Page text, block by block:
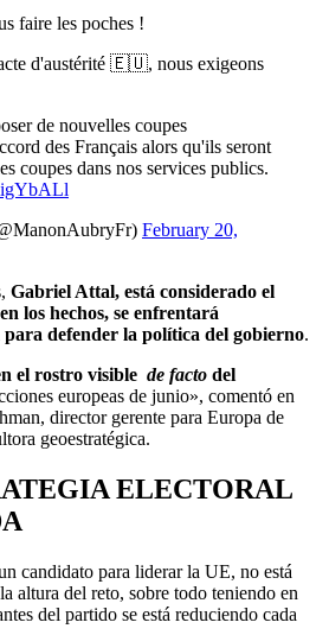
faire les poches !
d'austérité 🇪🇺, nous exigeons
de nouvelles coupes
des Français alors qu'ils seront
coupes dans nos services publics.
February 20,
Gabriel Attal, está considerado el
los hechos, se enfrentará
defender la política del gobierno.
el rostro visible de facto del
europeas de junio», comentó en
director gerente para Europa de
geoestratégica.
ELECTORAL
candidato para liderar la UE, no está
altura del reto, sobre todo teniendo en
del partido se está reduciendo cada